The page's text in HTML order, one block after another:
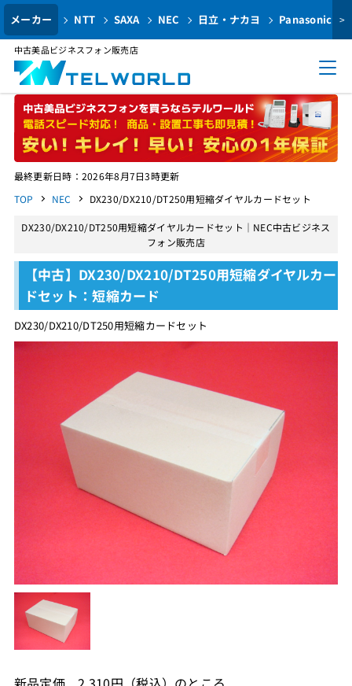
メーカー NTT SAXA NEC 日立・ナカヨ Panasonic >
中古美品ビジネスフォン販売店
最終更新日時：2026年8月7日3時更新
TOP
NEC DX230/DX210/DT250用短縮ダイヤルカードセット
DX230/DX210/DT250用短縮ダイヤルカードセット｜NEC中古ビジネス
フォン販売店
【中古】DX230/DX210/DT250用短縮ダイヤルカー
ドセット：短縮カード
DX230/DX210/DT250用短縮カードセット